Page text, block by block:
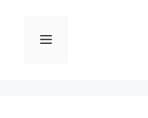
القائمة